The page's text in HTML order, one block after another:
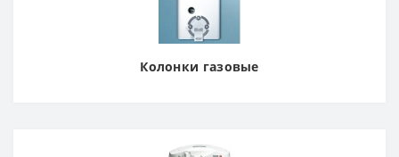
Колонки газовые